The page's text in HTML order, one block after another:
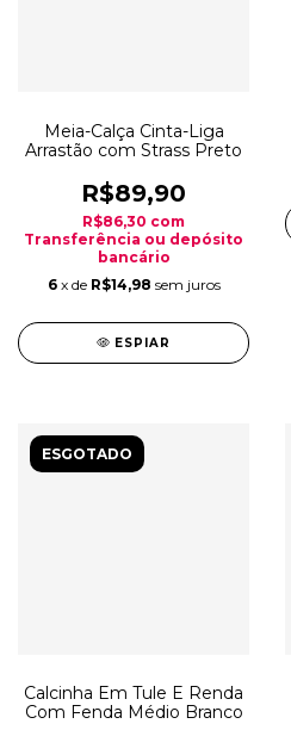
Meia-Calça Cinta-Liga
Arrastão com Strass Preto
R$89,90
R$86,30 com
Transferência ou depósito
bancário
6 x de R$14,98 sem juros
ESPIAR
ESGOTADO
Calcinha Em Tule E Renda
Com Fenda Médio Branco